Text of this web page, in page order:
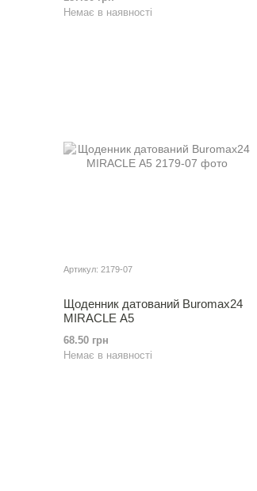
Немає в наявності
Артикул: 2179-07
Щоденник датований Buromax24
MIRACLE А5
68.50 грн
Немає в наявності